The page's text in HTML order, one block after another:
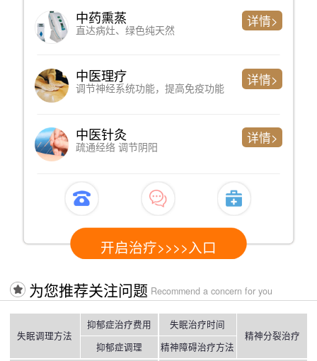
中药熏蒸
直达病灶、绿色纯天然
详情>
中医理疗
调节神经系统功能，提高免疫功能
详情>
中医针灸
疏通经络 调节阴阳
详情>
开启治疗>>>>入口
为您推荐关注问题 Recommend a concern for you
失眠调理方法
抑郁症治疗费用
抑郁症调理
失眠治疗时间
精神障碍治疗方法
精神分裂治疗